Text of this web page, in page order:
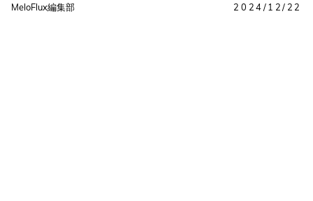
MeloFlux編集部 2024/12/22